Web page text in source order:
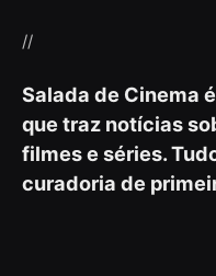
//
Salada de Cinema
que traz notícias
filmes e séries.
curadoria de